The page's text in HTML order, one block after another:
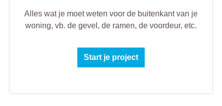
Alles wat je moet weten voor de buitenkant van je
woning, vb. de gevel, de ramen, de voordeur, etc.
Start je project